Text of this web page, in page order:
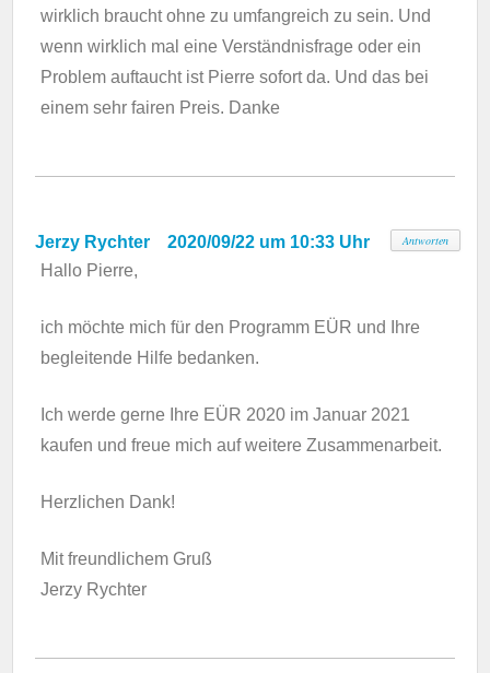
wirklich braucht ohne zu umfangreich zu sein. Und
wenn wirklich mal eine Verständnisfrage oder ein
Problem auftaucht ist Pierre sofort da. Und das bei
einem sehr fairen Preis. Danke
Jerzy Rychter
2020/09/22 um 10:33 Uhr
Hallo Pierre,
ich möchte mich für den Programm EÜR und Ihre
begleitende Hilfe bedanken.
Ich werde gerne Ihre EÜR 2020 im Januar 2021
kaufen und freue mich auf weitere Zusammenarbeit.
Herzlichen Dank!
Mit freundlichem Gruß
Jerzy Rychter
Antworten